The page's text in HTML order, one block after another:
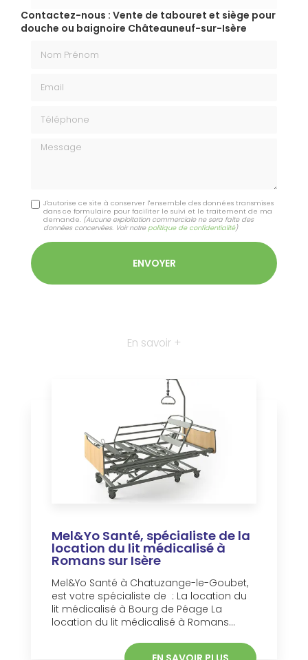
Contactez-nous : Vente de tabouret et siège pour
douche ou baignoire Châteauneuf-sur-Isère
Message
J'autorise ce site à conserver l'ensemble des données transmises
dans ce formulaire pour faciliter le suivi et le traitement de ma
demande. (Aucune exploitation commerciale ne sera faite des
données concervées. Voir notre politique de confidentialité)
En savoir +
Mel&Yo Santé, spécialiste de la
location du lit médicalisé à
Romans sur Isère
Mel&Yo Santé à Chatuzange-le-Goubet,
est votre spécialiste de : La location du
lit médicalisé à Bourg de Péage La
location du lit médicalisé à Romans...